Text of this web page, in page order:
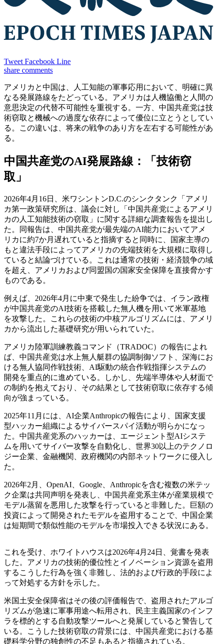
Tweet Facebook Line
share comments
アメリカと中国は、人工知能の軍事応用において、明確に異
なる発展路線をたどっている。アメリカは人機協働と人間の
意思決定の代替不可能性を重視する。一方、中国共産党は技
術窃取と機械への過度な依存によって優位に立とうとしてい
る。この違いは、将来の戦争のあり方を左右する可能性があ
る。
中国共産党のAI発展路線：「技術窃
取」
2026年4月16日、米ワシントンD.C.のシンクタンク「アメリ
カ第一政策研究所は、議会に対し「中国共産党によるアメリ
カの人工知能技術の窃取」に関する詳細な調査報告を提出し
た。同報告は、中国共産党が最先端のAI能力においてアメ
リカに約7か月遅れていると指摘すると同時に、国家主導の
もと違法手段によってアメリカの先端技術を大規模に取得し
ていると結論づけている。これは通常の技術・経済競争の域
を超え、アメリカおよび同盟国の国家安全保障を直接脅かす
ものである。
例えば、2026年4月に中東で発生した紛争では、イラン政権
が中国共産党のAI技術を搭載した無人機を用いて米軍基地
を攻撃した。これらの技術の中核アルゴリズムには、アメリ
カから流出した基礎研究が用いられていた。
アメリカ陸軍訓練教義コマンド（TRADOC）の報告によれ
ば、中国共産党は水上無人艇群の協調制御ソフト、深海にお
ける無人協同作戦技術、AI駆動の統合作戦指揮システムの
開発を重点的に進めている。しかし、先端半導体や人材面で
の制約を抱えており、その結果として技術窃取に依存する傾
向が強まっている。
2025年11月には、AI企業Anthropicの報告により、国家支援
型ハッカー組織によるサイバースパイ活動が明らかになっ
た。中国共産党系のハッカーは、エージェント型AIシステ
ムを用いてサイバー攻撃を自動化し、世界30以上のテクノロ
ジー企業、金融機関、政府機関の内部ネットワークに侵入し
た。
2026年2月、OpenAI、Google、Anthropicを含む複数の米テッ
ク企業は共同声明を発表し、中国共産党系主体が産業規模で
モデル蒸留を悪用した攻撃を行っていると非難した。巨額の
投資によって開発されたモデルを盗用することで、中国企業
は短期間で類似性能のモデルを市場投入できる状況にある。
これを受け、ホワイトハウスは2026年4月24日、覚書を発表
した。アメリカの技術的優位性とイノベーション資源を盗用
するこうした行為を強く非難し、法的および行政的手段によ
って対処する方針を示した。
米国土安全保障省はその後の評価報告で、盗用されたアルゴ
リズムが急速に軍事用途へ転用され、民主主義国家のインフ
ラを標的とする自動攻撃ツールへと発展していると警告して
いる。こうした技術窃取の背景には、中国共産党における基
礎科学分野の独創性の不足もあると指摘されている。